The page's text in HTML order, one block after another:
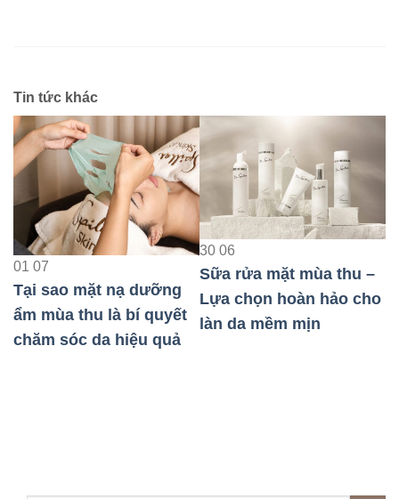
Tin tức khác
30 06
Sữa rửa mặt mùa thu –
Lựa chọn hoàn hảo cho
làn da mềm mịn
08
Bảo Vệ Da Nhạy Cảm
Khi Đi Máy Bay Hiệu
Quả Nhất